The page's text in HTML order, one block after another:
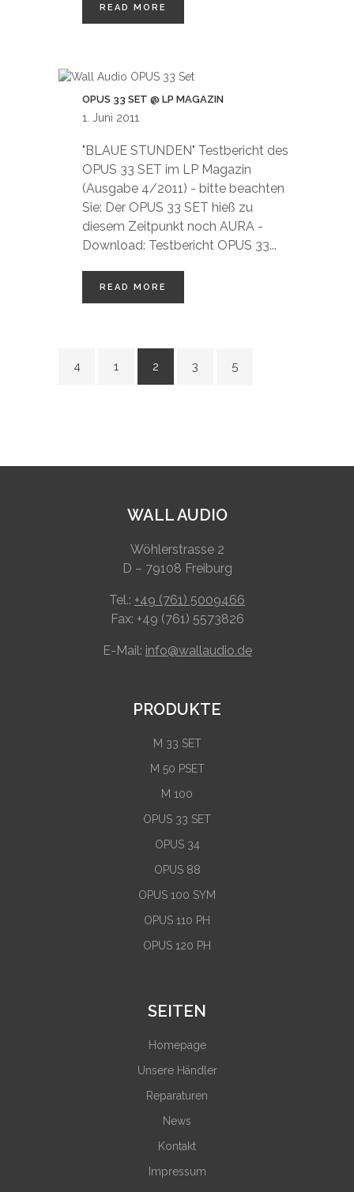
READ MORE
OPUS 33 SET @ LP MAGAZIN
1. Juni 2011
"BLAUE STUNDEN" Testbericht des
OPUS 33 SET im LP Magazin
(Ausgabe 4/2011) - bitte beachten
Sie: Der OPUS 33 SET hieß zu
diesem Zeitpunkt noch AURA -
Download: Testbericht OPUS 33...
READ MORE
1 2 3
WALL AUDIO
Wöhlerstrasse 2
D – 79108 Freiburg
Tel.: +49 (761) 5009466
Fax: +49 (761) 5573826
E-Mail: info@wallaudio.de
PRODUKTE
M 33 SET
M 50 PSET
M 100
OPUS 33 SET
OPUS 34
OPUS 88
OPUS 100 SYM
OPUS 110 PH
OPUS 120 PH
SEITEN
Homepage
Unsere Händler
Reparaturen
News
Kontakt
Impressum